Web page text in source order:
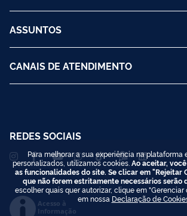
ASSUNTOS
CANAIS DE ATENDIMENTO
REDES SOCIAIS
Acesso à
Informação
Para melhorar a sua experiência na plataforma
personalizados, utilizamos cookies. Ao aceitar,
as funcionalidades do site. Se clicar em "Rejeitar
que não forem estritamente necessários serão
escolher quais quer autorizar, clique em "Gerenciar
em nossa Declaração de